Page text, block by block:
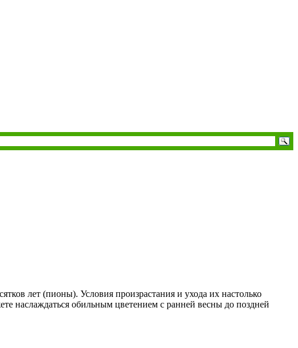
лет (пионы). Условия произрастания и ухода их настолько
наслаждаться обильным цветением с ранней весны до поздней